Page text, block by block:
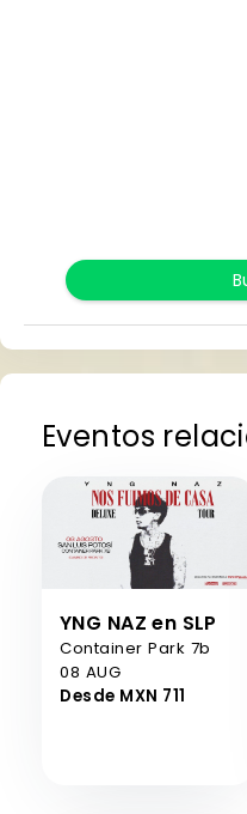
Eventos
YNG NAZ en SLP
Container Park 7b
08 AUG
Desde MXN 711